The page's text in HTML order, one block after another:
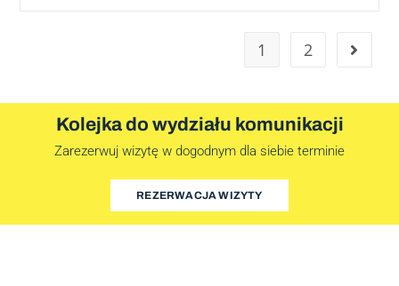
1 2
Kolejka do wydziału komunikacji
Zarezerwuj wizytę w dogodnym dla siebie terminie
REZERWACJA WIZYTY